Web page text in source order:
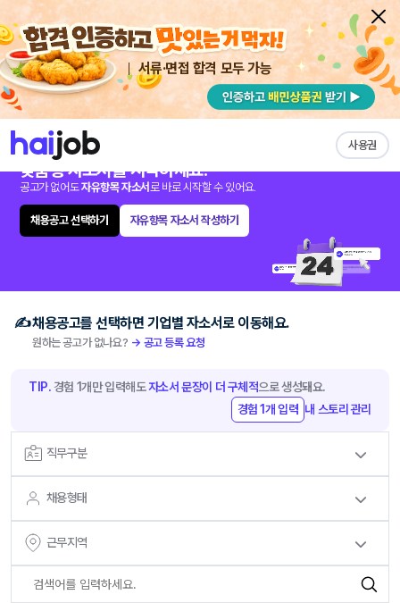
서류·면접 합격 모두 가능
사용권
채용공고 자소서 자유항목 자소서 내 작성목록
채용공고 계속 업데이트 중
채용공고를 선택
맞춤형 자소서를 시작하세요.
공고가 없어도자유항목 자소서 로 바로 시작할 수 있어요.
채용공고 선택하기 자유항목 자소서 작성하기
채용공고를 선택하면 기업별 자소서로 이동해요.
원하는 공고가 없나요? → 공고 등록 요청
TIP. 경험 1개만 입력해도자소서 문장이 더 구체적으로 생성돼요.
경험 1개 입력 내 스토리 관리
직무구분
채용형태
근무지역